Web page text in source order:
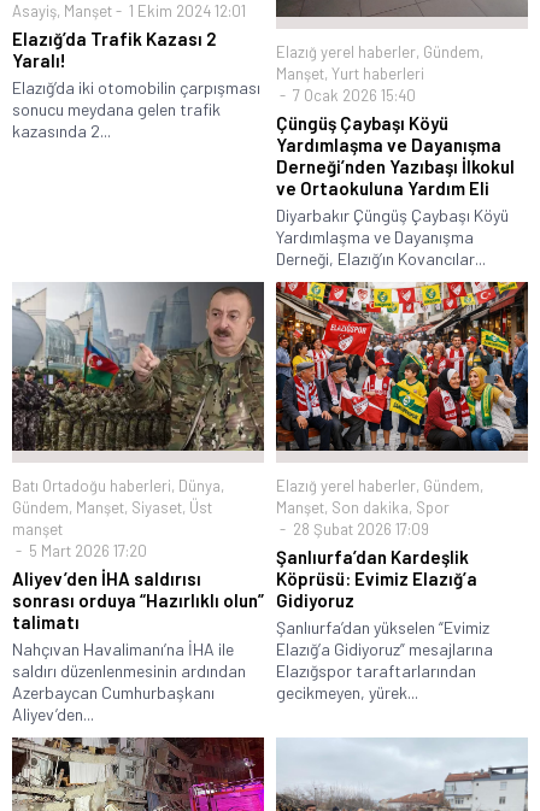
Asayiş, Manşet 1 Ekim 2024 12:01
Elazığ’da Trafik Kazası 2
Yaralı!
Elazığ’da iki otomobilin çarpışması
sonucu meydana gelen trafik
kazasında 2...
Elazığ yerel haberler, Gündem,
Manşet, Yurt haberleri
7 Ocak 2026 15:40
Çüngüş Çaybaşı Köyü
Yardımlaşma ve Dayanışma
Derneği’nden Yazıbaşı İlkokul
ve Ortaokuluna Yardım Eli
Diyarbakır Çüngüş Çaybaşı Köyü
Yardımlaşma ve Dayanışma
Derneği, Elazığ’ın Kovancılar...
Batı Ortadoğu haberleri, Dünya,
Gündem, Manşet, Siyaset, Üst
manşet
5 Mart 2026 17:20
Aliyev’den İHA saldırısı
sonrası orduya “Hazırlıklı olun”
talimatı
Nahçıvan Havalimanı’na İHA ile
saldırı düzenlenmesinin ardından
Azerbaycan Cumhurbaşkanı
Aliyev’den...
Elazığ yerel haberler, Gündem,
Manşet, Son dakika, Spor
28 Şubat 2026 17:09
Şanlıurfa’dan Kardeşlik
Köprüsü: Evimiz Elazığ’a
Gidiyoruz
Şanlıurfa’dan yükselen “Evimiz
Elazığ’a Gidiyoruz” mesajlarına
Elazığspor taraftarlarından
gecikmeyen, yürek...